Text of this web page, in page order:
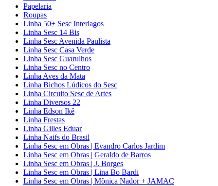
Papelaria
Roupas
Linha 50+ Sesc Interlagos
Linha Sesc 14 Bis
Linha Sesc Avenida Paulista
Linha Sesc Casa Verde
Linha Sesc Guarulhos
Linha Sesc no Centro
Linha Aves da Mata
Linha Bichos Lúdicos do Sesc
Linha Circuito Sesc de Artes
Linha Diversos 22
Linha Edson Ikê
Linha Frestas
Linha Gilles Eduar
Linha Naifs do Brasil
Linha Sesc em Obras | Evandro Carlos Jardim
Linha Sesc em Obras | Geraldo de Barros
Linha Sesc em Obras | J. Borges
Linha Sesc em Obras | Lina Bo Bardi
Linha Sesc em Obras | Mônica Nador + JAMAC